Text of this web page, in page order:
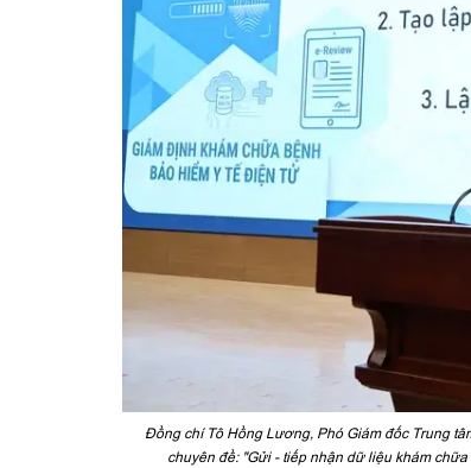
Đồng chí Tô Hồng Lương, Phó Giám đốc Trung
chuyên đề: "Gửi - tiếp nhận dữ liệu khám